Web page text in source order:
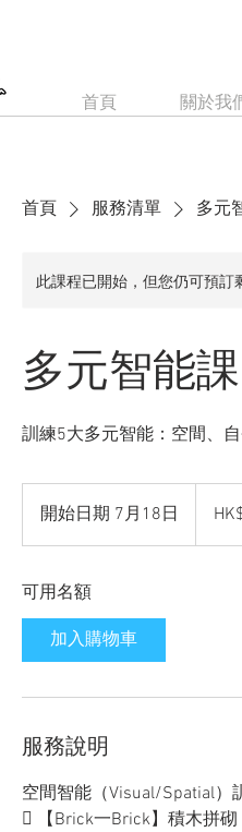
首頁 關於我
首頁 服務清單 多元
此課程已開始，但您仍可預訂
多元智能
訓練5大多元智能：空間、
開始日期 7月18日
始
8
Kong
可用名額
加入購物車
服務說明
空間智能（Visual/Spatial）
 【Brick一Brick】積木拼砌